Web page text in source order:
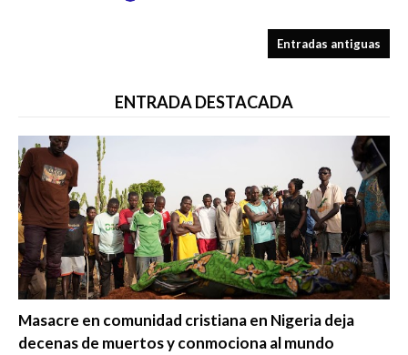
Entradas antiguas
ENTRADA DESTACADA
Masacre en comunidad cristiana en Nigeria deja
decenas de muertos y conmociona al mundo